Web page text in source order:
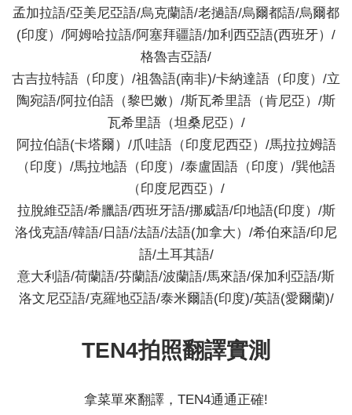
孟加拉語/亞美尼亞語/烏克蘭語/老撾語/烏爾都語/烏爾都
(印度）/阿姆哈拉語/阿塞拜疆語/加利西亞語(西班牙）/
格魯吉亞語/
古吉拉特語（印度）/祖魯語(南非)/卡納達語（印度）/立
陶宛語/阿拉伯語（黎巴嫩）/斯瓦希里語（肯尼亞）/斯
瓦希里語（坦桑尼亞）/
阿拉伯語(卡塔爾）/爪哇語（印度尼西亞）/馬拉拉姆語
（印度）/馬拉地語（印度）/泰盧固語（印度）/巽他語
（印度尼西亞）/
拉脫維亞語/希臘語/西班牙語/挪威語/印地語(印度）/斯
洛伐克語/韓語/日語/法語/法語(加拿大）/希伯來語/印尼
語/土耳其語/
意大利語/荷蘭語/芬蘭語/波蘭語/馬來語/保加利亞語/斯
洛文尼亞語/克羅地亞語/泰米爾語(印度)/英語(愛爾蘭)/
TEN4拍照翻譯實測
拿菜單來翻譯，TEN4通通正確!